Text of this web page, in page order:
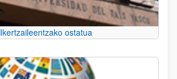
Ikertzaileentzako ostatua